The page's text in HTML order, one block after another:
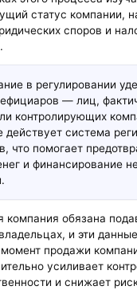
статус компании,
споров и
в регулировании
— лиц,
контролирующих
действует система
что помогает
и финансирование
компания обязана
и эти
продажи
усиливает
и снижает